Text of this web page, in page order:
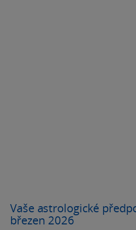
Vaše astrologické
březen 2026